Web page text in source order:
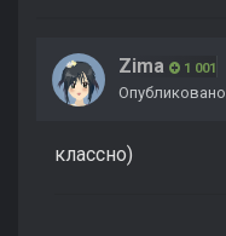
Zima 1 001
Опубликовано
классно)